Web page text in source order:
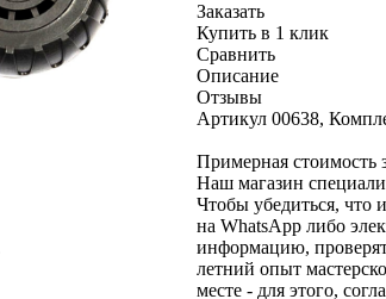
Заказать
Купить в 1 клик
Сравнить
Описание
Отзывы
Артикул 00638,
Примерная стоимость
Наш магазин
Чтобы убедиться, что
на WhatsApp либо
информацию, проверят
летний опыт
месте - для этого,